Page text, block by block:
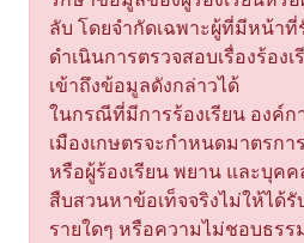
ลับ โดยจำกัดเฉพาะผู้ที่มีหน้า
ดำเนินการตรวจสอบเรื่องร้อง
เข้าถึงข้อมูลดังกล่าวได้
ในกรณีที่มีการร้องเรียน องค์
เมืองเกษตรจะกำหนดมาตรก
หรือผู้ร้องเรียน พยาน และบุค
สืบสวนหาข้อเท็จจริงไม่ให้ได้
รายใดๆ หรือความไม่ชอบธรร